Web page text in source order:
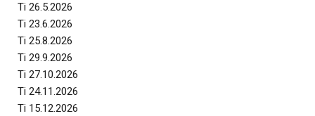
Ti 26.5.2026
Ti 23.6.2026
Ti 25.8.2026
Ti 29.9.2026
Ti 27.10.2026
Ti 24.11.2026
Ti 15.12.2026